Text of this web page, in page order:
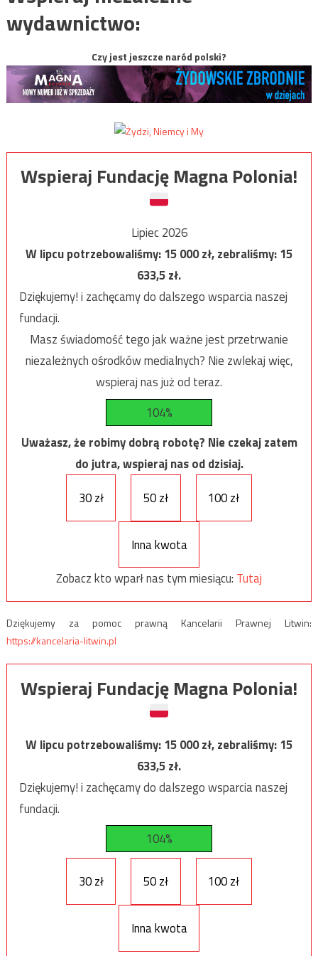
wydawnictwo:
Czy jest jeszcze naród polski?
Wspieraj Fundację Magna Polonia!
Lipiec 2026
W lipcu potrzebowaliśmy:15 000zł, zebraliśmy:15
633,5zł.
Dziękujemy! i zachęcamy do dalszego wsparcia naszej
fundacji.
Masz świadomość tego jak ważne jest przetrwanie
niezależnych ośrodków medialnych? Nie zwlekaj więc,
wspieraj nas już od teraz.
104%
Uważasz, że robimy dobrą robotę? Nie czekaj zatem
do jutra, wspieraj nas od dzisiaj.
30 zł
50 zł 100 zł
Inna kwota
Zobacz kto wparł nas tym miesiącu: Tutaj
Dziękujemy za pomoc prawną Kancelarii Prawnej Litwin:
https://kancelaria-litwin.pl
Wspieraj Fundację Magna Polonia!
W lipcu potrzebowaliśmy:15 000zł, zebraliśmy:15
633,5zł.
Dziękujemy! i zachęcamy do dalszego wsparcia naszej
fundacji.
104%
30 zł 50 zł 100 zł
Inna kwota